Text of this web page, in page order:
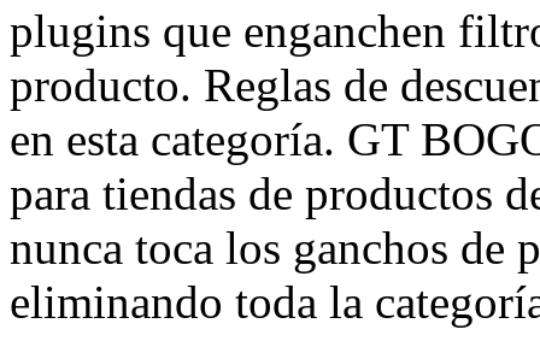
plugins que enganchen
producto. Reglas de
en esta categoría. GT
para tiendas de productos
nunca toca los ganchos de
eliminando toda la